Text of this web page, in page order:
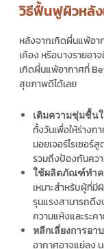
วิธีฟื้นฟูผิวหลั
หลังจากเกิดผื่นแพ้อา
เคือง หรือบางรายอา
เกิดผื่นแพ้อากาศที่
สุขภาพดีได้เลย
เติมความชุ่มชื้น
ทั้งวันเพื่อให้ร่าง
มอยเจอร์ไรเซอร์
รวมถึงป้องกันคว
ใช้ผลิตภัณฑ์ทำค
เหมาะสำหรับผู้ที่
รุนแรงสามารถดึ
ความแห้งและระค
หลีกเลี่ยงการอา
อากาศอาจแย่ลง